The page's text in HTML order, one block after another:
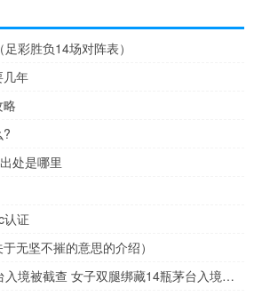
彩胜负14场对阵表）
几年
?
处是哪里
认证
无坚不摧的意思的介绍）
女子双腿绑14瓶茅台入境被截查 女子双腿绑藏14瓶茅台入境后续